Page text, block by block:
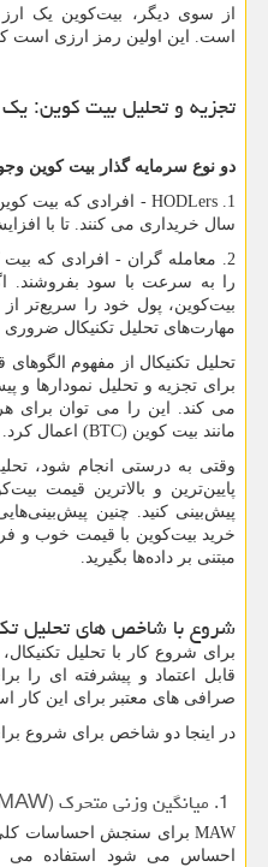
از سوی دیگر، بیت‌کوین یک
است. این اولین رمز ارزی است
تجزیه و تحلیل بیت کوین:
دو نوع سرمایه گذار بیت کوین
1.
HODLers - افرادی که بیت
سال خریداری می کنند. تا با
2. معامله گران - افرادی که
را به سرعت با سود بفروشند.
بیت‌کوین، پول خود را سریع‌تر
مهارت‌های تحلیل تکنیکال
تحلیل تکنیکال از مفهوم
برای تجزیه و تحلیل نمودارها و
می کند. این را می توان برای هر
مانند بیت کوین (BTC) اعمال کرد.
وقتی به درستی انجام شود،
پایین‌ترین و بالاترین قیمت
پیش‌بینی کنید. چنین
خرید بیت‌کوین با قیمت خوب و
مبتنی بر داده‌ها بگیرید.
شروع با شاخص های تحلیل
برای شروع کار با تحلیل تکنیکال،
قابل اعتماد و پیشرفته ای را
صرافی های معتبر برای این کار
در اینجا دو شاخص برای شروع
1. میانگین وزنی متحرک (
MAW برای سنجش احساسات
احساس می شود استفاده می